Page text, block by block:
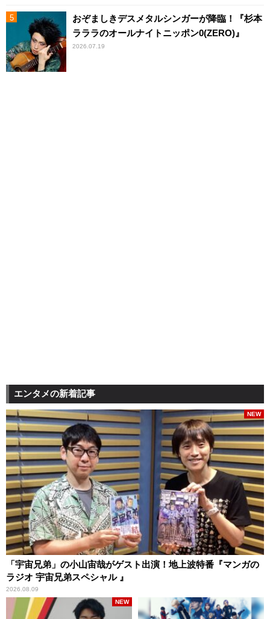
おぞましきデスメタルシンガーが降臨！『杉本
ラララのオールナイトニッポン0(ZERO)』
2026.07.19
エンタメの新着記事
「宇宙兄弟」の小山宙哉がゲスト出演！地上波特番『マンガの
ラジオ 宇宙兄弟スペシャル 』
2026.08.09
NEW
NEW